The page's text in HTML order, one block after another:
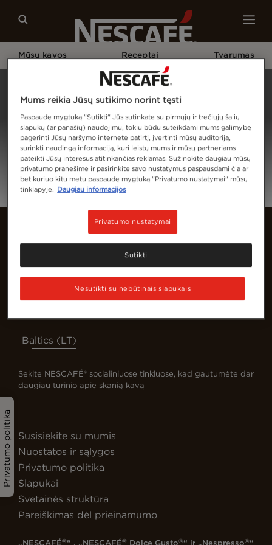
Mūsų kavos Receptai Tvarumas
Prisijungti
Privatumo politika
Baltics (LT)
Sekite NESCAFÉ® socialiniuose tinkluose, kad gautumėte dar
daugiau turinio apie skanią kavą
Susisiekite su mumis
Nuostatos ir sąlygos
Privatumo politika
Slapukai
Svetainės struktūra
Pareiškimas dėl prieinamumo
Mums reikia Jūsų sutikimo norint tęsti
Paspaudę mygtuką "Sutikti" Jūs sutinkate su pirmųjų ir trečiųjų šalių
slapukų (ar panašių) naudojimu, tokiu būdu suteikdami mums galimybę
pagerinti Jūsų naršymo internete patirtį, įvertinti mūsų auditoriją,
surinkti naudingą informaciją, kuri leistų mums ir mūsų partneriams
pateikti Jūsų interesus atitinkančias reklamas. Sužinokite daugiau mūsų
privatumo pranešime ir pasirinkite savo nustatymus paspausdami čia ar
bet kuriuo kitu metu paspaudę mygtuką "Privatumo nustatymai" mūsų
tinklapyje. Daugiau informacijos
Privatumo nustatymai
Nesutikti su nebūtinais slapukais
Sutikti